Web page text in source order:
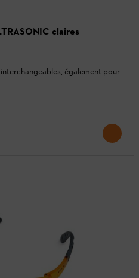
claires
également pour